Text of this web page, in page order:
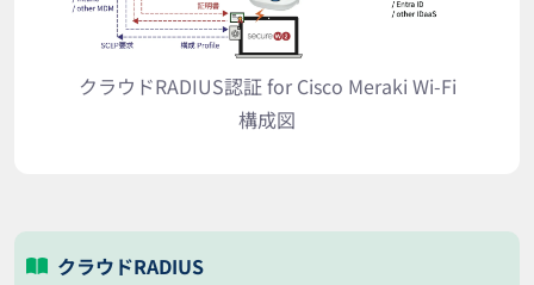
クラウドRADIUS認証 for Cisco Meraki Wi-Fi
構成図
クラウドRADIUS